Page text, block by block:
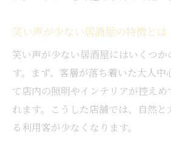
居酒屋で落ち着くための
騒がしい居酒屋を楽しむ
うるさい居酒屋避けに役立つ
うるさくない居酒屋を探
居酒屋の事前リサーチで
飲食店のうるさい客対策
笑い声が少ない居酒屋の特徴とは
笑い声が少ない居酒屋にはいくつか
す。まず、客層が落ち着いた大人中
て店内の照明やインテリアが控えめ
れます。こうした店舗では、自然
る利用客が少なくなります。